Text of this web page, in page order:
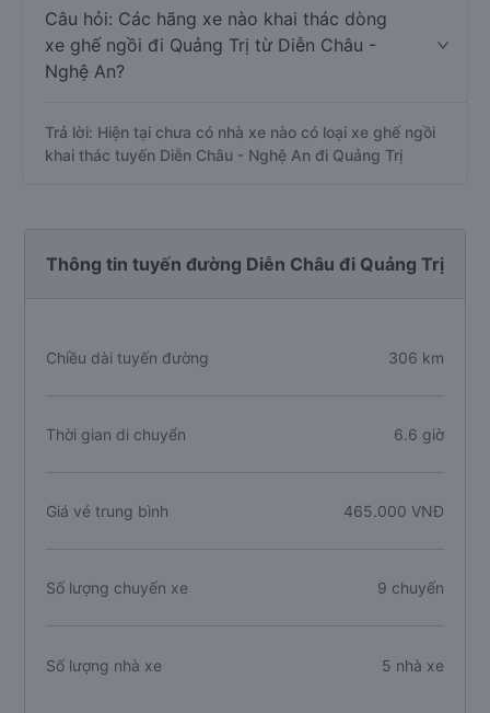
Câu hỏi: Các hãng xe nào khai thác dòng
xe ghế ngồi đi Quảng Trị từ Diễn Châu -
Nghệ An?
Trả lời: Hiện tại chưa có nhà xe nào có loại xe ghế ngồi
khai thác tuyến Diễn Châu - Nghệ An đi Quảng Trị
Thông tin tuyến đường Diễn Châu đi Quảng Trị
Chiều dài tuyến đường 306 km
Thời gian di chuyển 6.6 giờ
Giá vé trung bình 465.000 VNĐ
Số lượng chuyến xe 9 chuyến
Số lượng nhà xe 5 nhà xe